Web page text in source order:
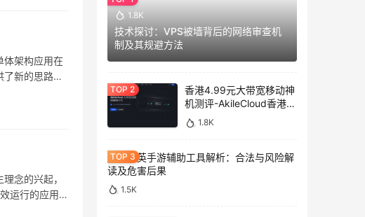
体架构应用在
新的思路，
念的兴起，
运行的应用系
1.8K
技术探讨：VPS被墙背后的网络审查机
制及其规避方法
香港4.99元大带宽移动神
机测评-AkileCloud香港大
带宽服务器测评
1.8K
和平精英手游辅助工具解析：合法与风险解
读及危害后果
1.5K